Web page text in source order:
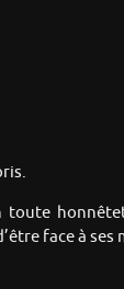
face à ses